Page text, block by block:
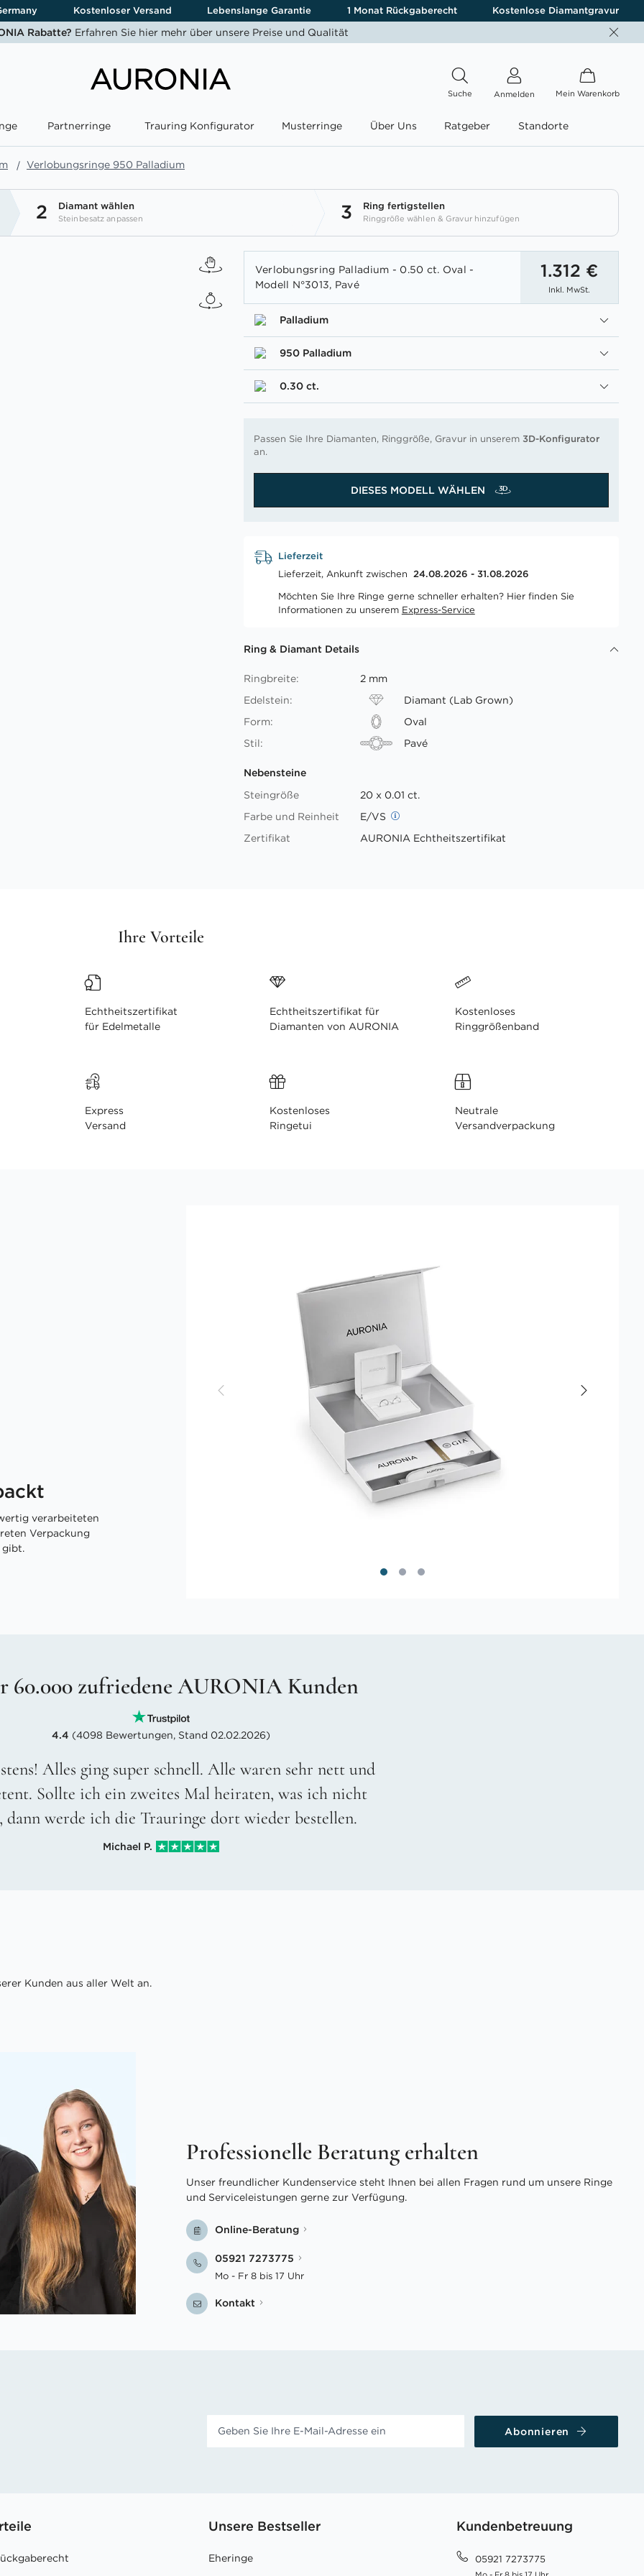
Kostenloser Versand Lebenslange Garantie 1 Monat Rückgaberecht Kostenlose Diamantgravur
Rabatte? Erfahren Sie hier mehr über unsere Preise und Qualität
Suche Anmelden Mein Warenkorb
Partnerringe Trauring Konfigurator Musterringe Über Uns Ratgeber Standorte
Verlobungsringe 950 Palladium
2 Diamant wählen
Steinbesatz anpassen 3 Ring fertigstellen
Ringgröße wählen & Gravur hinzufügen
Verlobungsring Palladium - 0.50 ct. Oval -
Modell N°3013, Pavé
1.312 €
Inkl. MwSt.
Palladium
950 Palladium
0.30 ct.
Passen Sie Ihre Diamanten, Ringgröße, Gravur in unserem3D-Konfigurator
an.
DIESES MODELL WÄHLEN
Lieferzeit
Lieferzeit, Ankunft zwischen 24.08.2026 - 31.08.2026
Möchten Sie Ihre Ringe gerne schneller erhalten? Hier finden Sie
Informationen zu unserem Express-Service
Ring & Diamant Details
Ringbreite:
2 mm
Edelstein:
Diamant (Lab Grown)
Form:
Oval
Stil:
Pavé
Nebensteine
Steingröße
20 x 0.01 ct.
Farbe und Reinheit
E/VS
Zertifikat
AURONIA Echtheitszertifikat
Ihre Vorteile
Echtheitszertifikat
für Edelmetalle
Echtheitszertifikat für
Diamanten von AURONIA
Kostenloses
Ringgrößenband
Express
Versand
Kostenloses
Ringetui
Neutrale
Versandverpackung
verarbeiteten
Verpackung
gibt.
60.000 zufriedene AURONIA Kunden
4.4 (4098 Bewertungen, Stand 02.02.2026)
Alles ging super schnell. Alle waren sehr nett und
Sollte ich ein zweites Mal heiraten, was ich nicht
dann werde ich die Trauringe dort wieder bestellen.
Michael P.
Kunden aus aller Welt an.
Professionelle Beratung erhalten
Unser freundlicher Kundenservice steht Ihnen bei allen Fragen rund um unsere Ringe
und Serviceleistungen gerne zur Verfügung.
Online-Beratung
05921 7273775
Mo - Fr 8 bis 17 Uhr
Kontakt
Abonnieren
Unsere Bestseller
Eheringe
Kundenbetreuung
05921 7273775